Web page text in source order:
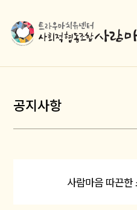
메뉴
공지사항
사람마음 따끈